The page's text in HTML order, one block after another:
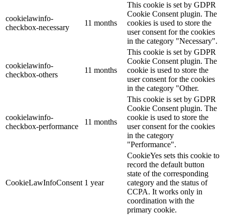
cookielawinfo-
checkbox-necessary
11 months
This cookie is set by GDPR
Cookie Consent plugin. The
cookies is used to store the
user consent for the cookies
in the category "Necessary".
cookielawinfo-
checkbox-others
11 months
This cookie is set by GDPR
Cookie Consent plugin. The
cookie is used to store the
user consent for the cookies
in the category "Other.
cookielawinfo-
checkbox-performance
11 months
This cookie is set by GDPR
Cookie Consent plugin. The
cookie is used to store the
user consent for the cookies
in the category
"Performance".
CookieLawInfoConsent 1 year
CookieYes sets this cookie to
record the default button
state of the corresponding
category and the status of
CCPA. It works only in
coordination with the
primary cookie.